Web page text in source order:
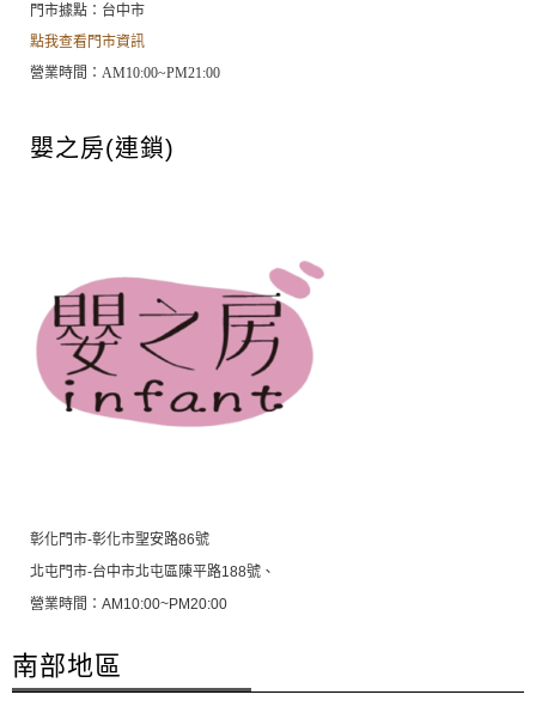
門市據點：台中市
點我查看門市資訊
營業時間：AM10:00~PM21:00
嬰之房(連鎖)
彰化門市-彰化市聖安路86號
北屯門市-台中市北屯區陳平路188號、
營業時間：AM10:00~PM20:00
南部地區